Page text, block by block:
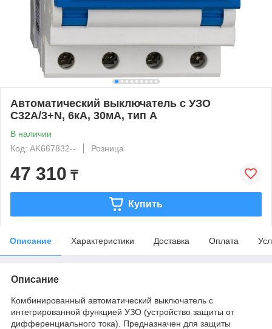
Автоматический выключатель с УЗО
C32А/3+N, 6кА, 30мА, тип А
В наличии
Код: AK667832--
Розница
47 310 ₸
Купить
Описание Характеристики Доставка Оплата
Описание
Комбинированный автоматический выключатель с
интегрированной функцией УЗО (устройство защиты от
дифференциального тока). Предназначен для защиты